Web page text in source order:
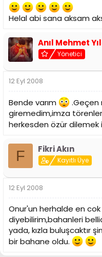
Helal abi sana aksam
Anıl Mehmet
Yönetici
12 Eyl 2008
Bende varım
giremedim,imza
herkesden özür dilemek
F Fikri Akın
Kayıtlı Üye
12 Eyl 2008
Onur'un herhalde en
diyebilirim,bahanleri
yada, kızla buluşcaktır
bir bahane oldu.